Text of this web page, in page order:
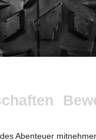
Abenteuer